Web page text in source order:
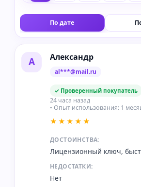
По дате
А Александр
al***@mail.ru
✓ Проверенный покупатель
24 часа назад
• Опыт использования: 1
★★★★★
ДОСТОИНСТВА:
Лицензионный ключ,
НЕДОСТАТКИ:
Нет